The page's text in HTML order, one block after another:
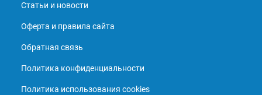
Статьи и новости
Оферта и правила сайта
Обратная связь
Политика конфиденциальности
Политика использования cookies